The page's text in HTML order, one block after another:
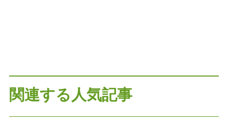
関連する人気記事